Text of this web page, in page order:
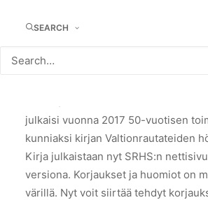
SEARCH
The steam locomotives of the
julkaisi vuonna 2017 50-vuotisen
kunniaksi kirjan Valtionrautateiden
Kirja julkaistaan nyt SRHS:n
versiona. Korjaukset ja huomiot on
värillä. Nyt voit siirtää tehdyt